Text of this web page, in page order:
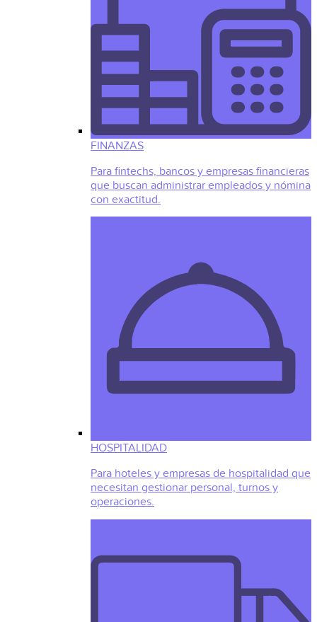
FINANZAS
Para fintechs, bancos y empresas financieras
que buscan administrar empleados y nómina
con exactitud.
HOSPITALIDAD
Para hoteles y empresas de hospitalidad que
necesitan gestionar personal, turnos y
operaciones.